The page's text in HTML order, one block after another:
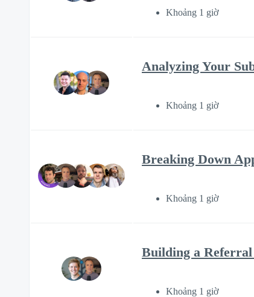
Khoảng 1 giờ
Analyzing Your
Khoảng 1 giờ
Breaking Down
Khoảng 1 giờ
Building a
Khoảng 1 giờ